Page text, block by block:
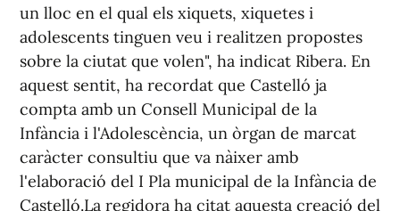
un lloc en el qual els xiquets, xiquetes i
adolescents tinguen veu i realitzen propostes
sobre la ciutat que volen", ha indicat Ribera. En
aquest sentit, ha recordat que Castelló ja
compta amb un Consell Municipal de la
Infància i l'Adolescència, un òrgan de marcat
caràcter consultiu que va nàixer amb
l'elaboració del I Pla municipal de la Infància de
Castelló.La regidora ha citat aquesta creació del